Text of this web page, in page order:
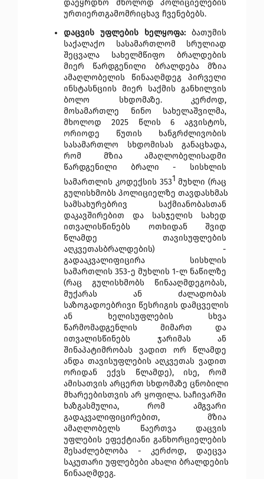
დაეყრდნო მხოლოდ პოლიციელების
ურთიერთგამომრიცხავ ჩვენებებს.
დაცვის უფლების ხელყოფა: ბათუმის
საქალაქო სასამართლომ სრულიად
შეცვალა სახელმწიფო ბრალდების
მიერ წარდგენილი ბრალდება მზია
ამაღლობელის წინააღმდეგ პირველი
ინსტასნციის მიერ საქმის განხილვის
ბოლო სხდომაზე. კერძოდ,
მოსამართლე ნინო სახელაშვილმა,
მხოლოდ 2025 წლის 6 აგვისტოს,
ორიოდე წუთის ხანგრძლივობის
სასამართლო სხდომისას განაცხადა,
რომ მზია ამაღლობელისადმი
წარდგენილი ბრალი - სისხლის
სამართლის კოდექსის 3531 მუხლი (რაც
გულისხმობს პოლიციელზე თავდასხმას
სამსახურებრივ საქმიანობასთან
დაკავშირებით და სასჯელის სახედ
ითვალისწინებს ოთხიდან შვიდ
წლამდე თავისუფლების
აღკვეთასბრალდების) -
გადააკვალიფიცირა სისხლის
სამართლის 353-ე მუხლის 1-ლ ნაწილზე
(რაც გულისხმობს წინააღმდეგობას,
მუქარას ან ძალადობას
საზოგადოებრივი წესრიგის დამცველის
ან ხელისუფლების სხვა
წარმომადგენლის მიმართ და
ითვალისწინებს ჯარიმას ან
შინაპატიმრობას ვადით ორ წლამდე
ანდა თავისუფლების აღკვეთას ვადით
ორიდან ექვს წლამდე), ისე, რომ
ამისათვის არცერთ სხდომაზე ცნობილი
მხარეებისთვის არ ყოფილა. საჩივარში
ხაზგასმულია, რომ ამგვარი
გადაკვალიფიცირებით, მზია
ამაღლობელს წაერთვა დაცვის
უფლების ეფექტიანი განხორციელების
შესაძლებლობა - კერძოდ, დაეცვა
საკუთარი უფლებები ახალი ბრალდების
წინააღმდეგ.